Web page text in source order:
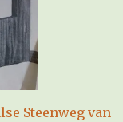
Steenweg van